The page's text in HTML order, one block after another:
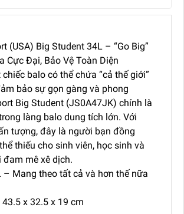
(USA) Big Student 34L – “Go Big”
Cực Đại, Bảo Vệ Toàn Diện
balo có thể chứa “cả thế giới”
bảo sự gọn gàng và phong
Big Student (JS0A47JK) chính là
làng balo dung tích lớn. Với
tượng, đây là người bạn đồng
thiếu cho sinh viên, học sinh và
mê xê dịch.
– Mang theo tất cả và hơn thế nữa
x 32.5 x 19 cm